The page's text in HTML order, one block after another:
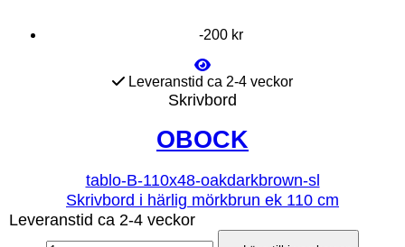
-200 kr
Leveranstid ca 2-4 veckor
Skrivbord
OBOCK
tablo-B-110x48-oakdarkbrown-sl
Skrivbord i härlig mörkbrun ek 110 cm
Leveranstid ca 2-4 veckor